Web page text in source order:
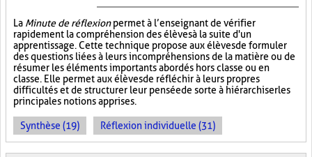
La Minute de réflexionpermet à l’enseignant de vérifier
rapidement la compréhension des élèves à la suite d'un
apprentissage. Cette technique propose aux élèves de formuler
des questions liées à leurs incompréhensions de la matière ou de
résumer les éléments importants abordés hors classe ou en
classe. Elle permet aux élèves de réfléchir à leurs propres
difficultés et de structurer leur pensée de sorte à hiérarchiser les
principales notions apprises.
Synthèse (19) Réflexion individuelle (31)